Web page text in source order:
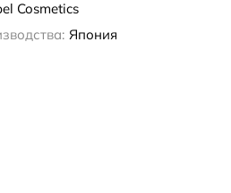
Cosmetics
Япония